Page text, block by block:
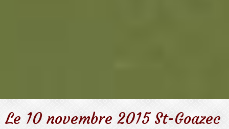
Le 10 novembre 2015 St-Goazec